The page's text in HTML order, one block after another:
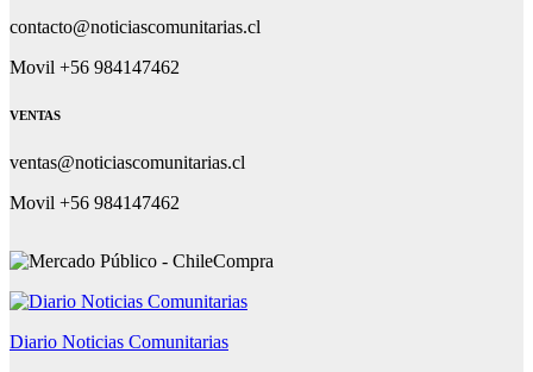
contacto@noticiascomunitarias.cl
Movil +56 984147462
VENTAS
ventas@noticiascomunitarias.cl
Movil +56 984147462
Diario Noticias Comunitarias